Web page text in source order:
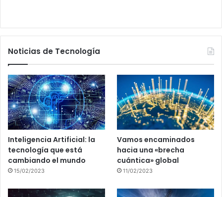
Noticias de Tecnología
Inteligencia Artificial: la
tecnología que está
cambiando el mundo
15/02/2023
Vamos encaminados
hacia una «brecha
cuántica» global
11/02/2023